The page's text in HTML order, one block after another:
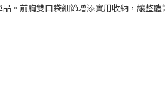
。前胸雙口袋細節增添實用收納，讓整